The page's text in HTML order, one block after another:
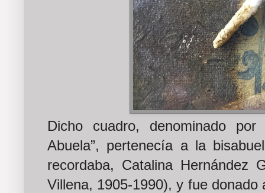
Dicho cuadro, denominado
Abuela”, pertenecía a la
recordaba, Catalina Hernández
Villena, 1905-1990), y fue